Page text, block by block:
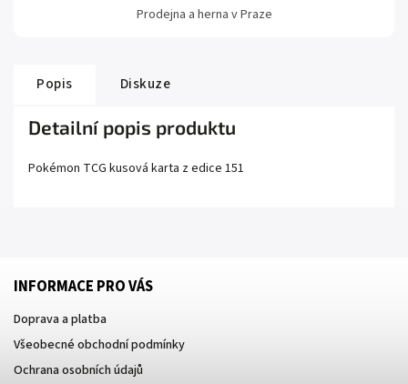
Prodejna a herna v Praze
Popis Diskuze
Detailní popis produktu
Pokémon TCG kusová karta z edice 151
INFORMACE PRO VÁS
Doprava a platba
Všeobecné obchodní podmínky
Ochrana osobních údajů